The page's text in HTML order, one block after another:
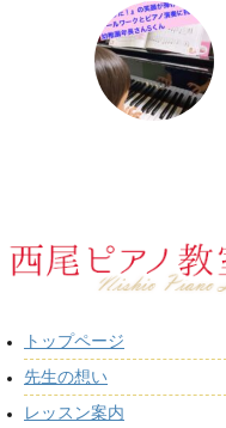
トップページ
先生の想い
レッスン案内